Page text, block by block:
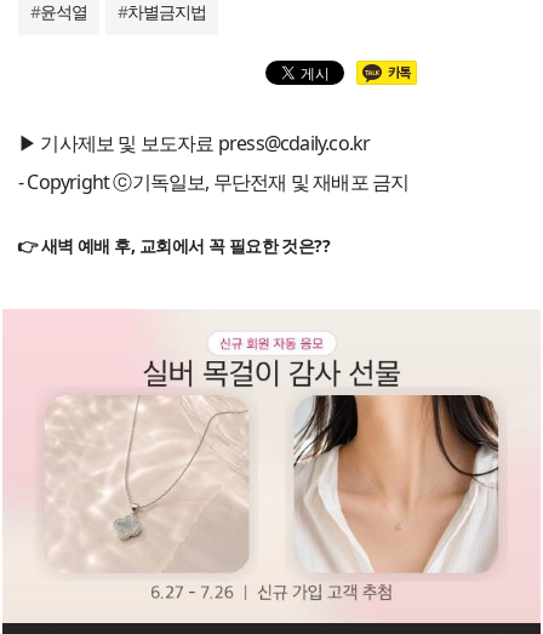
#윤석열 #차별금지법
▶ 기사제보 및 보도자료 press@cdaily.co.kr
- Copyright ⓒ기독일보, 무단전재 및 재배포 금지
👉 새벽 예배 후, 교회에서 꼭 필요한 것은??